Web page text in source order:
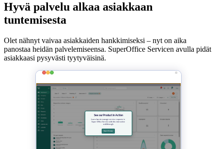
Hyvä palvelu alkaa asiakkaan
tuntemisesta
Olet nähnyt vaivaa asiakkaiden hankkimiseksi – nyt on aika
panostaa heidän palvelemiseensa. SuperOffice Servicen avulla pidät
asiakkaasi pysyvästi tyytyväisinä.